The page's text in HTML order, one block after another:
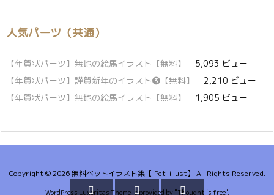
人気パーツ（共通）
【年賀状パーツ】無地の絵馬イラスト【無料】
- 5,093 ビュー
【年賀状パーツ】謹賀新年のイラスト❸【無料】
- 2,210 ビュー
【年賀状パーツ】無地の絵馬イラスト【無料】
- 1,905 ビュー
Copyright ©2026 無料ペットイラスト集【 Pet-illust】 All Rights Reserved.
WordPress Luxeritas Theme is provided by "Thought is free".
  